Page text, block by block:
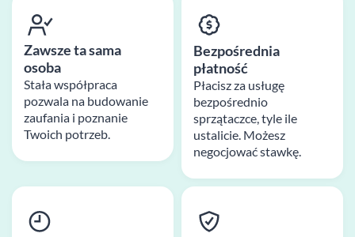
Zawsze ta sama
osoba
Stała współpraca
pozwala na budowanie
zaufania i poznanie
Twoich potrzeb.
Bezpośrednia
płatność
Płacisz za usługę
bezpośrednio
sprzątaczce, tyle ile
ustalicie. Możesz
negocjować stawkę.